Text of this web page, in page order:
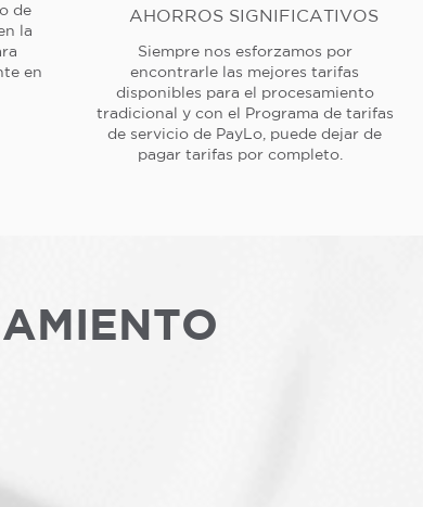
de
la
en
AHORROS SIGNIFICATIVOS
Siempre nos esforzamos por
encontrarle las mejores tarifas
disponibles para el procesamiento
tradicional y con el Programa de tarifas
de servicio de PayLo, puede dejar de
pagar tarifas por completo.